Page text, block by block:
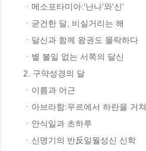
ㆍ메소포타미아:'난나'와'신'
ㆍ굳건한 달, 비실거리는 해
ㆍ달신과 함께 왕권도 몰락하다
ㆍ별 볼일 없는 서쪽의 달신
2. 구약성경의 달
ㆍ이름과 어근
ㆍ아브라함:우르에서 하란을 거쳐
ㆍ안식일과 초하루
ㆍ신명기의 반反일월성신 신학